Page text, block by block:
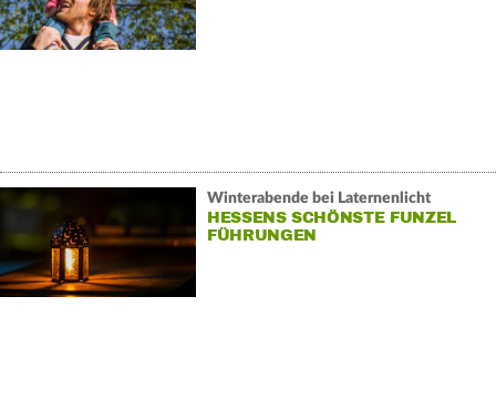
Winterabende bei Laternenlicht
HESSENS SCHÖNSTE FUNZEL
FÜHRUNGEN